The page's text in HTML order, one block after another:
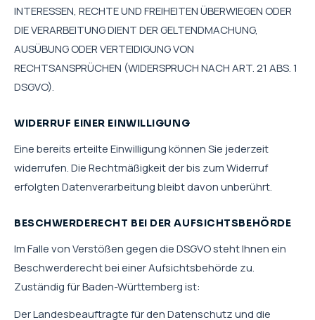
INTERESSEN, RECHTE UND FREIHEITEN ÜBERWIEGEN ODER
DIE VERARBEITUNG DIENT DER GELTENDMACHUNG,
AUSÜBUNG ODER VERTEIDIGUNG VON
RECHTSANSPRÜCHEN (WIDERSPRUCH NACH ART. 21 ABS. 1
DSGVO).
WIDERRUF EINER EINWILLIGUNG
Eine bereits erteilte Einwilligung können Sie jederzeit
widerrufen. Die Rechtmäßigkeit der bis zum Widerruf
erfolgten Datenverarbeitung bleibt davon unberührt.
BESCHWERDERECHT BEI DER AUFSICHTSBEHÖRDE
Im Falle von Verstößen gegen die DSGVO steht Ihnen ein
Beschwerderecht bei einer Aufsichtsbehörde zu.
Zuständig für Baden-Württemberg ist:
Der Landesbeauftragte für den Datenschutz und die